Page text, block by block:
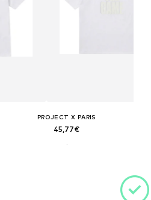
PROJECT X PARIS
45,77€